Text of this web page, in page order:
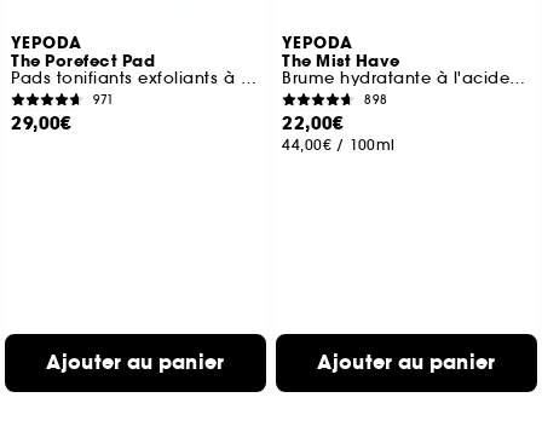
YEPODA
The Porefect Pad
Pads tonifiants exfoliants à l'eau de rose, AHA, BHA et PHA
971
29,00€
Ajouter au panier
YEPODA
The Mist Have
Brume hydratante à l'acide hyaluronique et à la lavande
898
22,00€
44,00€ / 100ml
Ajouter au panier